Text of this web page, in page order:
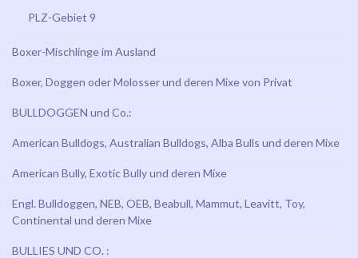
PLZ-Gebiet 9
Boxer-Mischlinge im Ausland
Boxer, Doggen oder Molosser und deren Mixe von Privat
BULLDOGGEN und Co.:
American Bulldogs, Australian Bulldogs, Alba Bulls und deren Mixe
American Bully, Exotic Bully und deren Mixe
Engl. Bulldoggen, NEB, OEB, Beabull, Mammut, Leavitt, Toy,
Continental und deren Mixe
BULLIES UND CO. :